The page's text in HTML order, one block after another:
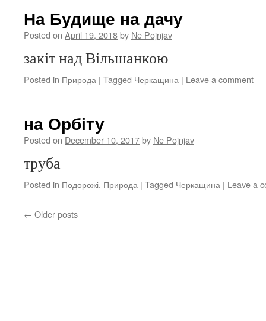
На Будище на дачу
Posted on April 19, 2018by Ne Pojnjav
закіт над Вільшанкою
Posted in Природа | Tagged Черкащина | Leave a comment
на Орбіту
Posted on December 10, 2017by Ne Pojnjav
труба
Posted in Подорожі, Природа | Tagged Черкащина | Leave a
← Older posts